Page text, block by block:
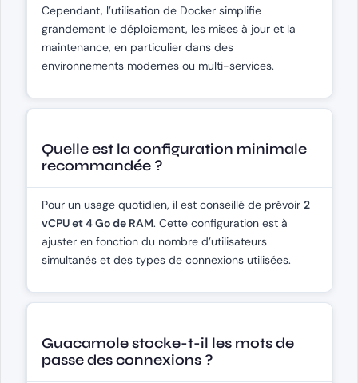
Cependant, l’utilisation de Docker simplifie
grandement le déploiement, les mises à jour et la
maintenance, en particulier dans des
environnements modernes ou multi-services.
Quelle est la configuration minimale
recommandée ?
Pour un usage quotidien, il est conseillé de prévoir 2
vCPU et 4 Go de RAM. Cette configuration est à
ajuster en fonction du nombre d’utilisateurs
simultanés et des types de connexions utilisées.
Guacamole stocke-t-il les mots de
passe des connexions ?